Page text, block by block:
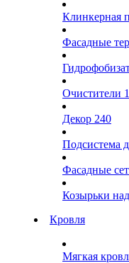
Клинкерная
Фасадные
Очистители
Декор 240
Подсистема
Фасадные
Козырьки
Кровля
Мягкая